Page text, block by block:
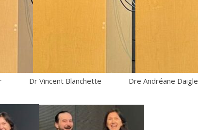
Dr Vincent Blanchette Dre Andréane Daigle